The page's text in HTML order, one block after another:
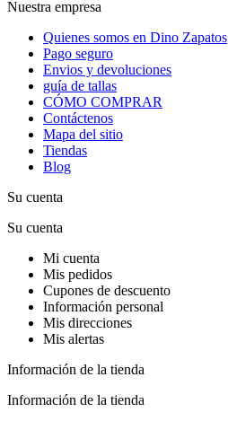
Nuestra empresa
Quienes somos en Dino Zapatos
Pago seguro
Envios y devoluciones
guía de tallas
CÓMO COMPRAR
Contáctenos
Mapa del sitio
Tiendas
Blog
Su cuenta
Su cuenta
Mi cuenta
Mis pedidos
Cupones de descuento
Información personal
Mis direcciones
Mis alertas
Información de la tienda
Información de la tienda